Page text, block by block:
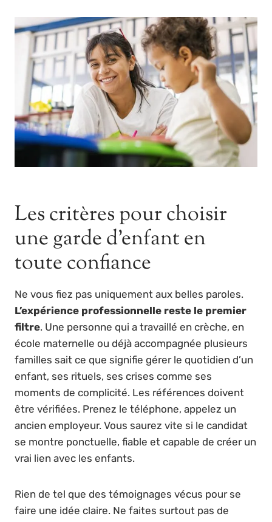
Les critères pour choisir
une garde d’enfant en
toute confiance
Ne vous fiez pas uniquement aux belles paroles.
L’expérience professionnelle reste le premier
filtre. Une personne qui a travaillé en crèche, en
école maternelle ou déjà accompagnée plusieurs
familles sait ce que signifie gérer le quotidien d’un
enfant, ses rituels, ses crises comme ses
moments de complicité. Les références doivent
être vérifiées. Prenez le téléphone, appelez un
ancien employeur. Vous saurez vite si le candidat
se montre ponctuelle, fiable et capable de créer un
vrai lien avec les enfants.
Rien de tel que des témoignages vécus pour se
faire une idée claire. Ne faites surtout pas de